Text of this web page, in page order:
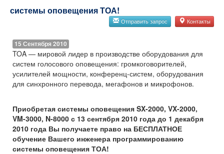
системы оповещения ТОА!
Отправить запрос Контакты
15 Сентября 2010
TOA — мировой лидер в производстве оборудования для
систем голосового оповещения: громкоговорителей,
усилителей мощности, конференц-систем, оборудования
для синхронного перевода, мегафонов и микрофонов.
Приобретая системы оповещения SX-2000, VX-2000,
VM-3000, N-8000 с 13 сентября 2010 года до 1 декабря
2010 года Вы получаете право на БЕСПЛАТНОЕ
обучение Вашего инженера программированию
системы оповещения ТОА!